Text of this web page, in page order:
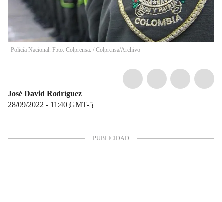
Policía Nacional. Foto: Colprensa. / Colprensa/Archivo
José David Rodríguez
28/09/2022 - 11:40 GMT-5